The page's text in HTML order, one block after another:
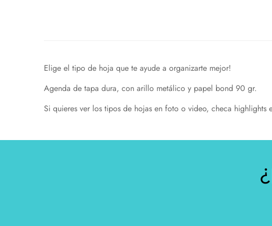
Elige el tipo de hoja que te ayude a organizarte mejor!
Agenda de tapa dura, con arillo metálico y papel bond 90 gr.
Si quieres ver los tipos de hojas en foto o video, checa highlights